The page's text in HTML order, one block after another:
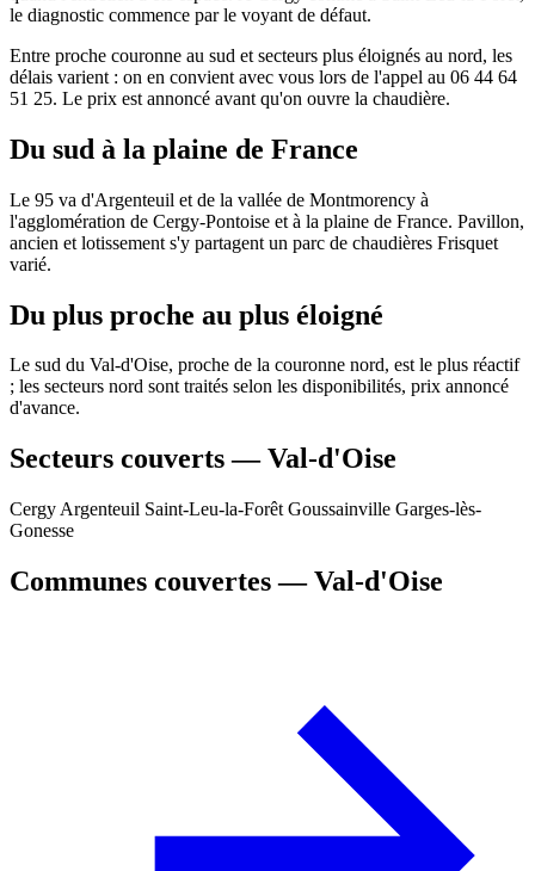
le diagnostic commence par le voyant de défaut.
Entre proche couronne au sud et secteurs plus éloignés au nord, les
délais varient : on en convient avec vous lors de l'appel au 06 44 64
51 25. Le prix est annoncé avant qu'on ouvre la chaudière.
Du sud à la plaine de France
Le 95 va d'Argenteuil et de la vallée de Montmorency à
l'agglomération de Cergy-Pontoise et à la plaine de France. Pavillon,
ancien et lotissement s'y partagent un parc de chaudières Frisquet
varié.
Du plus proche au plus éloigné
Le sud du Val-d'Oise, proche de la couronne nord, est le plus réactif
; les secteurs nord sont traités selon les disponibilités, prix annoncé
d'avance.
Secteurs couverts — Val-d'Oise
Cergy Argenteuil Saint-Leu-la-Forêt Goussainville Garges-lès-
Gonesse
Communes couvertes — Val-d'Oise